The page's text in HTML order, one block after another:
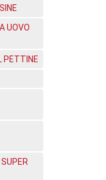
UOVO
PETTINE